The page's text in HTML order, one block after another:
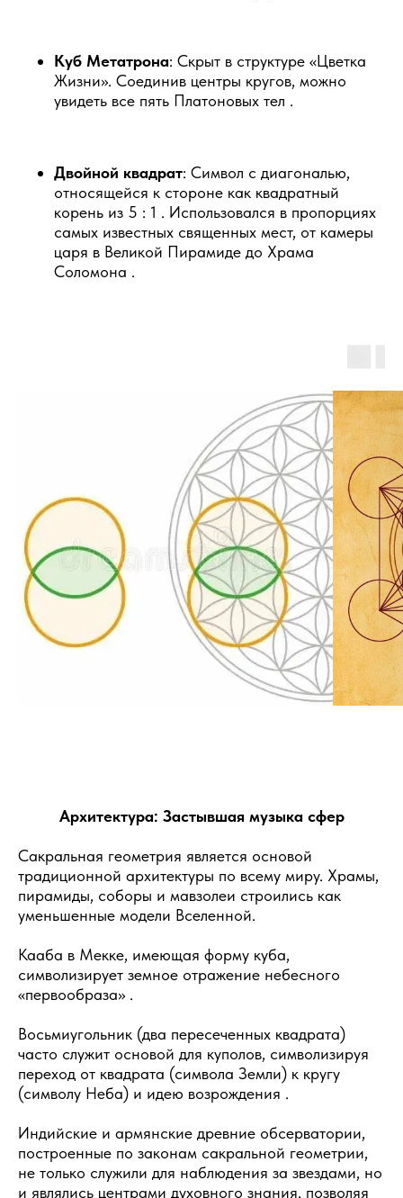
Куб Метатрона: Скрыт в структуре «Цветка
Жизни». Соединив центры кругов, можно
увидеть все пять Платоновых тел .
Двойной квадрат: Символ с диагональю,
относящейся к стороне как квадратный
корень из 5 : 1 . Использовался в пропорциях
самых известных священных мест, от камеры
царя в Великой Пирамиде до Храма
Соломона .
Архитектура: Застывшая музыка сфер
Сакральная геометрия является основой
традиционной архитектуры по всему миру. Храмы,
пирамиды, соборы и мавзолеи строились как
уменьшенные модели Вселенной.
Кааба в Мекке, имеющая форму куба,
символизирует земное отражение небесного
«первообраза» .
Восьмиугольник (два пересеченных квадрата)
часто служит основой для куполов, символизируя
переход от квадрата (символа Земли) к кругу
(символу Неба) и идею возрождения .
Индийские и армянские древние обсерватории,
построенные по законам сакральной геометрии,
не только служили для наблюдения за звездами, но
и являлись центрами духовного знания, позволяя